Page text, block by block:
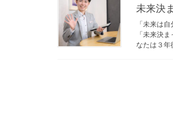
未来決
「未来は
「未来決
なたは３